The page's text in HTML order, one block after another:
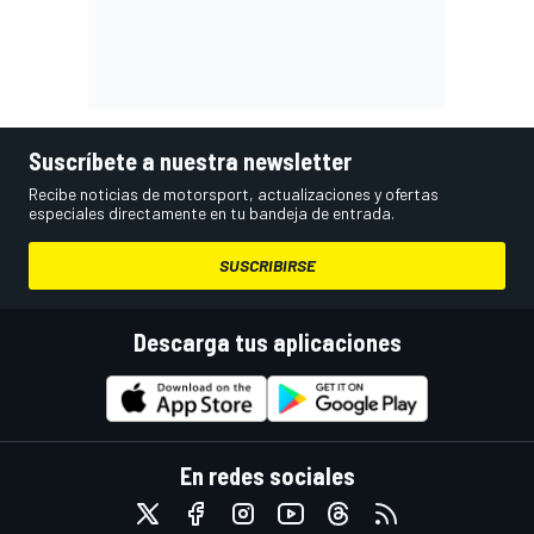
Suscríbete a nuestra newsletter
Recibe noticias de motorsport, actualizaciones y ofertas
especiales directamente en tu bandeja de entrada.
SUSCRIBIRSE
Descarga tus aplicaciones
En redes sociales